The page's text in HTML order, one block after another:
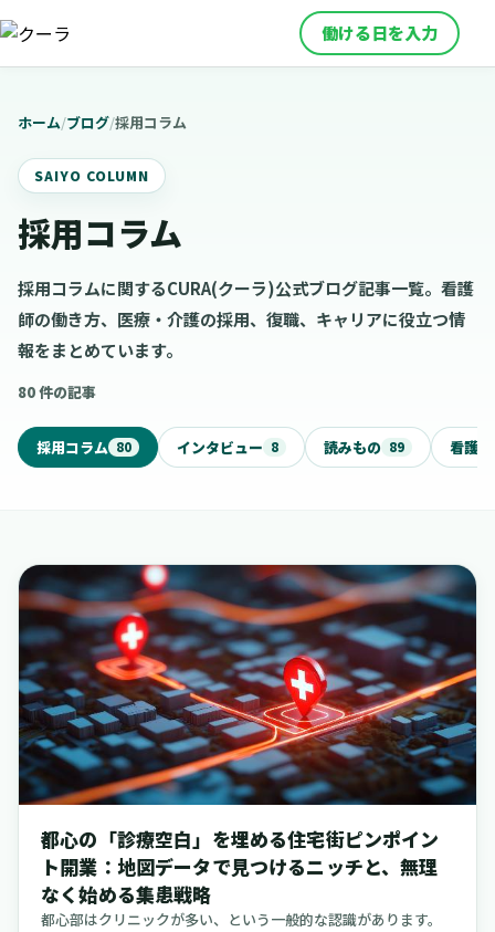
働ける日を入力
ホーム/ブログ/採用コラム
SAIYO COLUMN
採用コラム
採用コラムに関するCURA(クーラ)公式ブログ記事一覧。看護
師の働き方、医療・介護の採用、復職、キャリアに役立つ情
報をまとめています。
80 件の記事
採用コラム 80 インタビュー 8 読みもの 89 看護
採用コラムの記事一覧
都心の「診療空白」を埋める住宅街ピンポイン
ト開業：地図データで見つけるニッチと、無理
なく始める集患戦略
都心部はクリニックが多い、という一般的な認識があります。